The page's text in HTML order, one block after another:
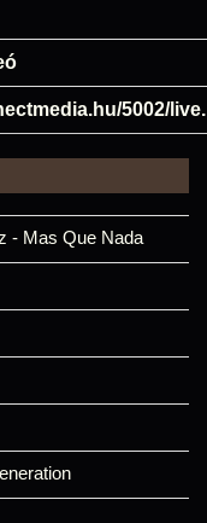
5002/
- Mas Que Nada